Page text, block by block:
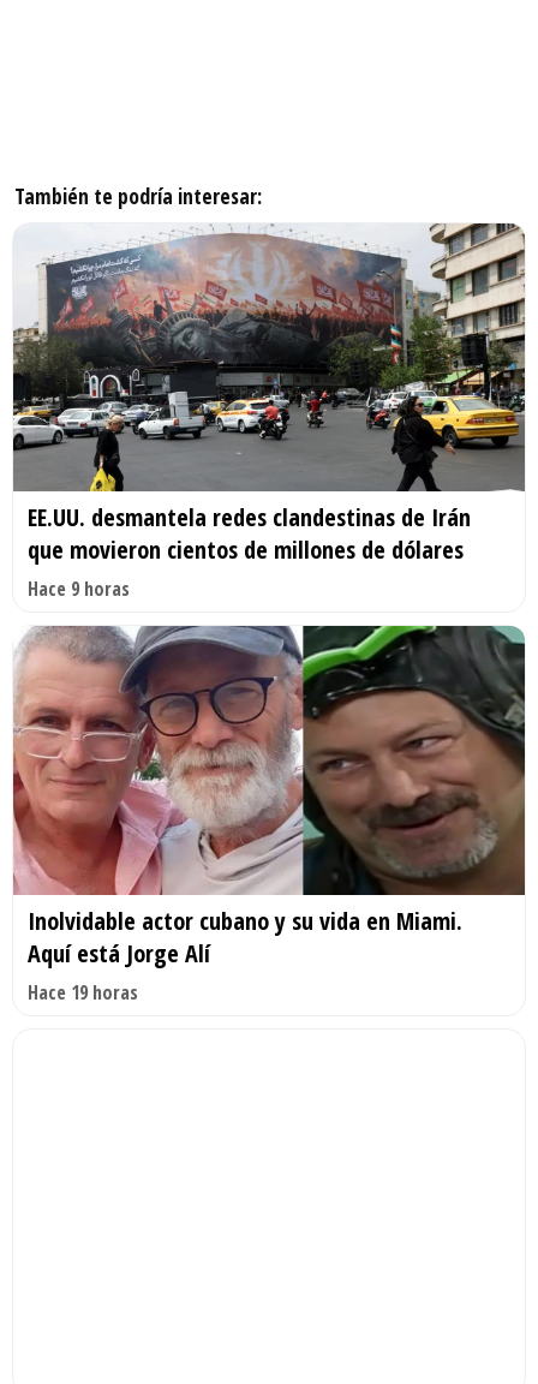
También te podría interesar:
EE.UU. desmantela redes clandestinas de Irán
que movieron cientos de millones de dólares
Hace 9 horas
Inolvidable actor cubano y su vida en Miami.
Aquí está Jorge Alí
Hace 19 horas